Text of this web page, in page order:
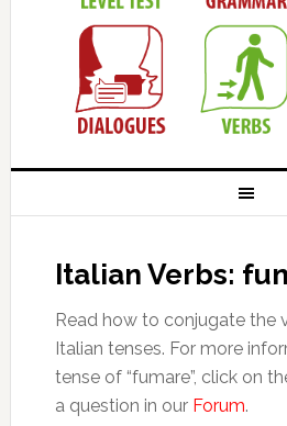
Italian Verbs:
Read how to conjugate the
Italian tenses. For more
tense of “fumare”, click on
a question in our Forum.